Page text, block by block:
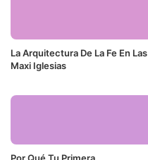
La Arquitectura De La Fe En Las
Maxi Iglesias
Por Qué Tu Primera